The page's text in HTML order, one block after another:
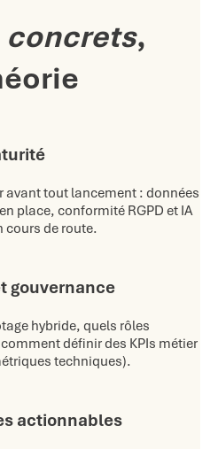
concrets,
avant tout lancement : données
place, conformité RGPD et IA
cours de route.
gouvernance
hybride, quels rôles
définir des KPIs métier
techniques).
actionnables